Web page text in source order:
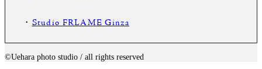
・Studio FRLAME Ginza
©️Uehara photo studio / all rights reserved